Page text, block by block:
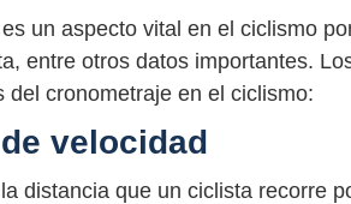
un aspecto vital en el ciclismo
entre otros datos importantes.
del cronometraje en el ciclismo:
velocidad
distancia que un ciclista recorre